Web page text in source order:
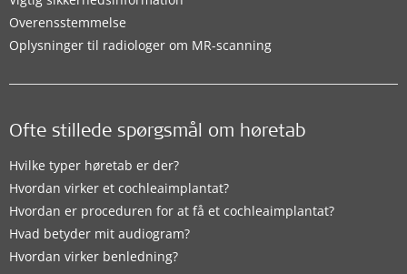
Overensstemmelse
Oplysninger til radiologer om MR-scanning
Ofte stillede spørgsmål om høretab
Hvilke typer høretab er der?
Hvordan virker et cochleaimplantat?
Hvordan er proceduren for at få et cochleaimplantat?
Hvad betyder mit audiogram?
Hvordan virker benledning?